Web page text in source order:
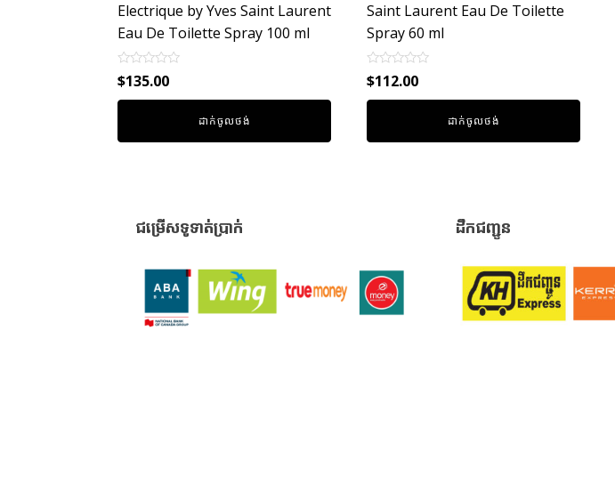
Electrique by Yves Saint Laurent
Eau De Toilette Spray 100 ml
Rated
0
out
$135.00
ដាក់ចូលថង់
Saint Laurent Eau De Toilette
Spray 60 ml
Rated
0
out
$112.00
ដាក់ចូលថង់
ជម្រើសទូទាត់ប្រាក់ ដឹកជញ្ជូន